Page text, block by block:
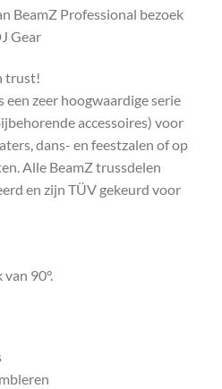
BeamZ Professional bezoek
Gear
trust!
een zeer hoogwaardige serie
accessoires) voor
dans- en feestzalen of op
Alle BeamZ trussdelen
en zijn TÜV gekeurd voor
90°.